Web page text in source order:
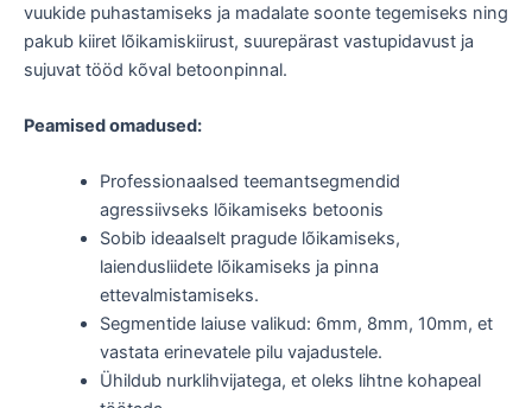
vuukide puhastamiseks ja madalate soonte tegemiseks ning
pakub kiiret lõikamiskiirust, suurepärast vastupidavust ja
sujuvat tööd kõval betoonpinnal.
Peamised omadused:
Professionaalsed teemantsegmendid
agressiivseks lõikamiseks betoonis
Sobib ideaalselt pragude lõikamiseks,
laiendusliidete lõikamiseks ja pinna
ettevalmistamiseks.
Segmentide laiuse valikud: 6mm, 8mm, 10mm, et
vastata erinevatele pilu vajadustele.
Ühildub nurklihvijatega, et oleks lihtne kohapeal